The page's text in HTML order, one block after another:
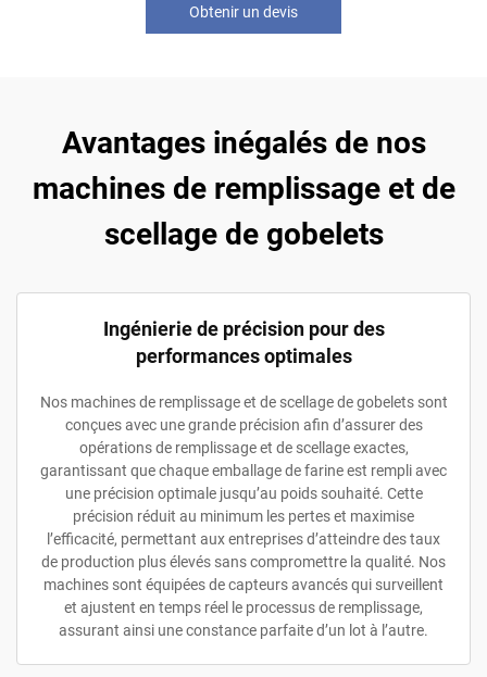
Obtenir un devis
Avantages inégalés de nos
machines de remplissage et de
scellage de gobelets
Ingénierie de précision pour des
performances optimales
Nos machines de remplissage et de scellage de gobelets sont
conçues avec une grande précision afin d’assurer des
opérations de remplissage et de scellage exactes,
garantissant que chaque emballage de farine est rempli avec
une précision optimale jusqu’au poids souhaité. Cette
précision réduit au minimum les pertes et maximise
l’efficacité, permettant aux entreprises d’atteindre des taux
de production plus élevés sans compromettre la qualité. Nos
machines sont équipées de capteurs avancés qui surveillent
et ajustent en temps réel le processus de remplissage,
assurant ainsi une constance parfaite d’un lot à l’autre.